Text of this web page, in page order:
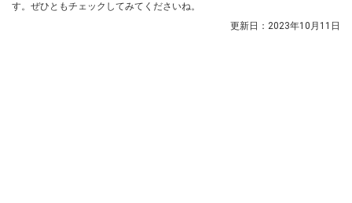
す。ぜひともチェックしてみてくださいね。
更新日： 2023年10月11日